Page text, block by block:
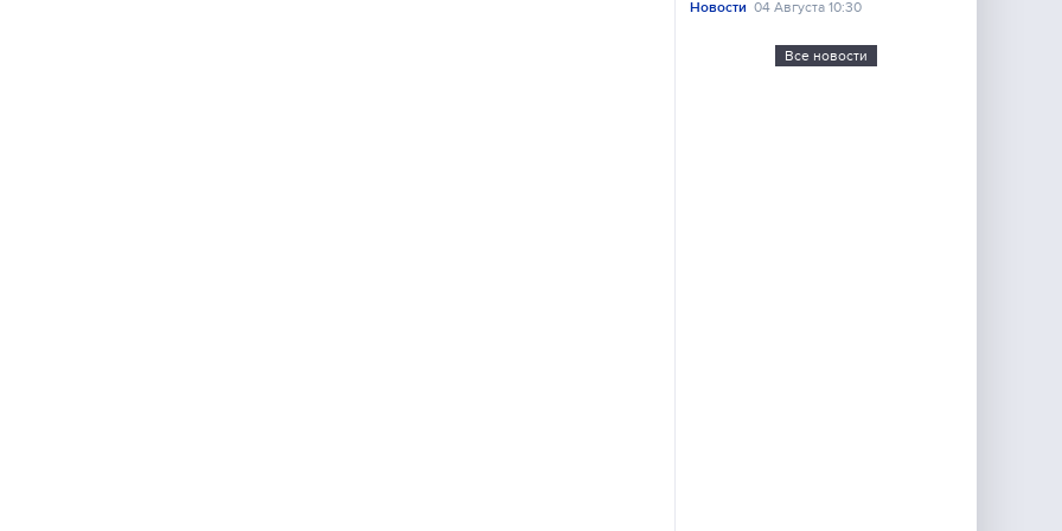
Новости 04 Августа 10:30
Все новости